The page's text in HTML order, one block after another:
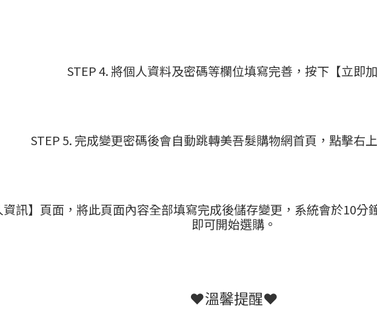
STEP 4. 將個人資料及密碼等欄位填寫完善，按下【立即加
STEP 5. 完成變更密碼後會自動跳轉美吾髮購物網首頁，點擊右
資訊】頁面，將此頁面內容全部填寫完成後儲存變更，系統會於10分
即可開始選購。
❤️溫馨提醒❤️